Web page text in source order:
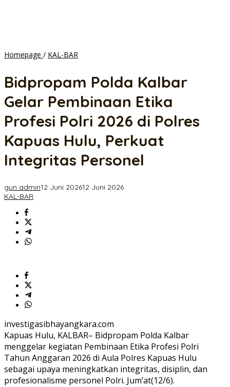
Homepage / KAL-BAR
Gelar
Etika
Polri
di
Polres
Kapuas
Integritas
Bidpropam Polda Kalbar
Gelar Pembinaan Etika
Profesi Polri 2026 di Polres
Kapuas Hulu, Perkuat
Integritas Personel
gun admin12 Juni 202612 Juni 2026
KAL-BAR
investigasibhayangkara.com
Kapuas Hulu, KALBAR– Bidpropam Polda Kalbar
menggelar kegiatan Pembinaan Etika Profesi Polri
Tahun Anggaran 2026 di Aula Polres Kapuas Hulu
sebagai upaya meningkatkan integritas, disiplin, dan
profesionalisme personel Polri. Jum’at(12/6).